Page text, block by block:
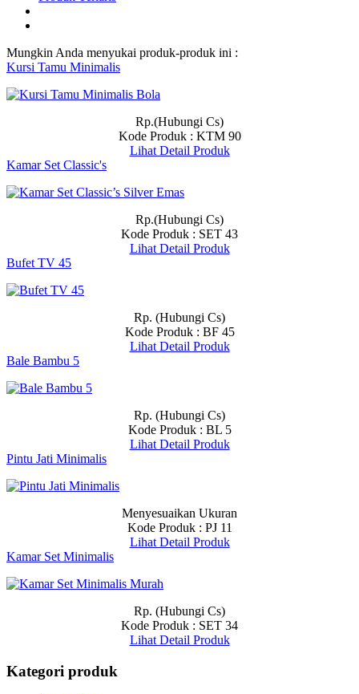
Mungkin Anda menyukai produk-produk ini :
Kursi Tamu Minimalis
Rp.(Hubungi Cs)
Kode Produk : KTM 90
Lihat Detail Produk
Kamar Set Classic's
Rp.(Hubungi Cs)
Kode Produk : SET 43
Lihat Detail Produk
Bufet TV 45
Rp. (Hubungi Cs)
Kode Produk : BF 45
Lihat Detail Produk
Bale Bambu 5
Rp. (Hubungi Cs)
Kode Produk : BL 5
Lihat Detail Produk
Pintu Jati Minimalis
Menyesuaikan Ukuran
Kode Produk : PJ 11
Lihat Detail Produk
Kamar Set Minimalis
Rp. (Hubungi Cs)
Kode Produk : SET 34
Lihat Detail Produk
Kategori produk